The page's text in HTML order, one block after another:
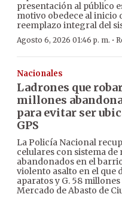
presentación al público
motivo obedece al inicio
reemplazo integral del
Agosto 6, 2026 01:46 p. m. ·
Nacionales
Ladrones que
millones
para evitar ser
GPS
La Policía Nacional
celulares con sistema de
abandonados en el
violento asalto en el que
aparatos y G. 58
Mercado de Abasto de